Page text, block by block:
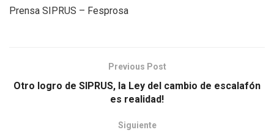
Prensa SIPRUS – Fesprosa
Previous Post
Otro logro de SIPRUS, la Ley del cambio de escalafón
es realidad!
Siguiente